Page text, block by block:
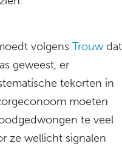
volgens Trouw dat
geweest, er
tekorten in
moeten
te veel
ze wellicht signalen